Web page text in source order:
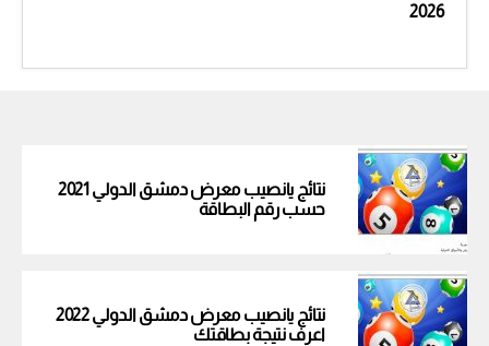
2026
نتائج يانصيب معرض دمشق الدولي 2021
حسب رقم البطاقة
نتائج يانصيب معرض دمشق الدولي 2022
اعرف نتيجة بطاقتك